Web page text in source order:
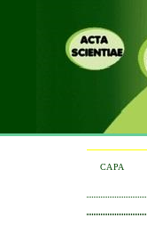
CAPA